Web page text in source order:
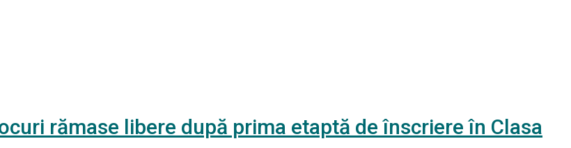
rămase libere după prima etaptă de înscriere în Clasa